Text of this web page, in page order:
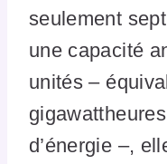
seulement
une capacité
unités –
d’énergie –,